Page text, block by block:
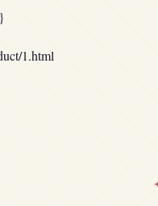
1.html